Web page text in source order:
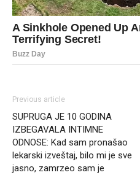
Previous article
SUPRUGA JE 10 GODINA
IZBEGAVALA INTIMNE
ODNOSE: Kad sam pronašao
lekarski izveštaj, bilo mi je sve
jasno, zamrzeo sam je